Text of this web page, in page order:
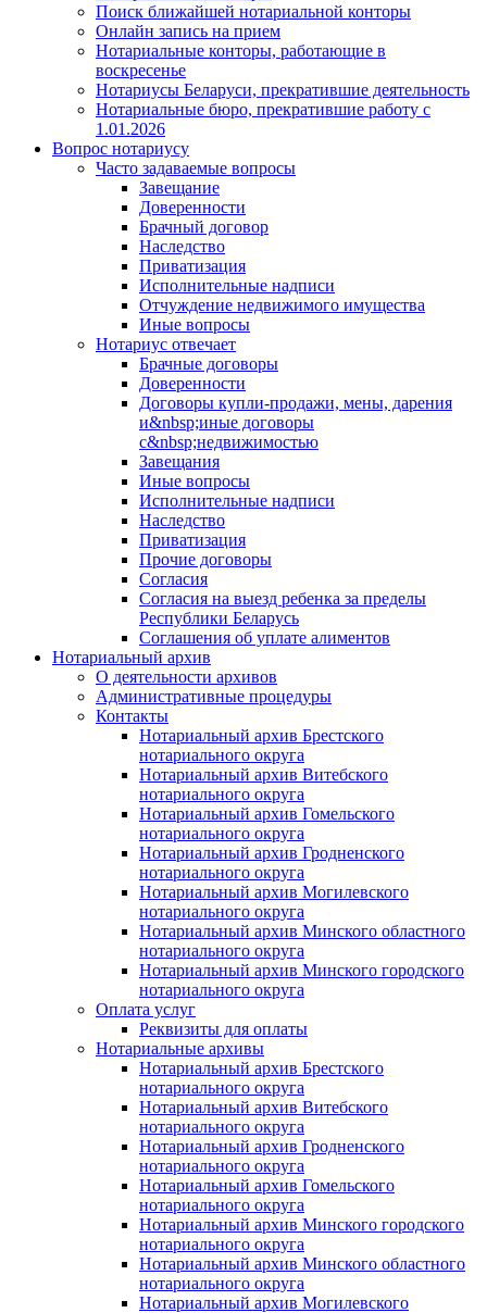
Поиск ближайшей нотариальной конторы
Онлайн запись на прием
Нотариальные конторы, работающие в
воскресенье
Нотариусы Беларуси, прекратившие деятельность
Нотариальные бюро, прекратившие работу с
1.01.2026
Вопрос нотариусу
Часто задаваемые вопросы
Завещание
Доверенности
Брачный договор
Наследство
Приватизация
Исполнительные надписи
Отчуждение недвижимого имущества
Иные вопросы
Нотариус отвечает
Брачные договоры
Доверенности
Договоры купли-продажи, мены, дарения
и&nbsp;иные договоры
с&nbsp;недвижимостью
Завещания
Иные вопросы
Исполнительные надписи
Наследство
Приватизация
Прочие договоры
Согласия
Согласия на выезд ребенка за пределы
Республики Беларусь
Соглашения об уплате алиментов
Нотариальный архив
О деятельности архивов
Административные процедуры
Контакты
Нотариальный архив Брестского
нотариального округа
Нотариальный архив Витебского
нотариального округа
Нотариальный архив Гомельского
нотариального округа
Нотариальный архив Гродненского
нотариального округа
Нотариальный архив Могилевского
нотариального округа
Нотариальный архив Минского областного
нотариального округа
Нотариальный архив Минского городского
нотариального округа
Оплата услуг
Реквизиты для оплаты
Нотариальные архивы
Нотариальный архив Брестского
нотариального округа
Нотариальный архив Витебского
нотариального округа
Нотариальный архив Гродненского
нотариального округа
Нотариальный архив Гомельского
нотариального округа
Нотариальный архив Минского городского
нотариального округа
Нотариальный архив Минского областного
нотариального округа
Нотариальный архив Могилевского